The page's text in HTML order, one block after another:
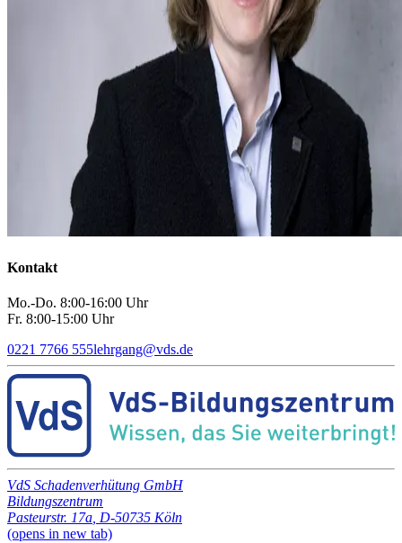
Kontakt
Mo.-Do. 8:00-16:00 Uhr
Fr. 8:00-15:00 Uhr
0221 7766 555lehrgang@vds.de
VdS Schadenverhütung GmbH
Bildungszentrum
Pasteurstr. 17a D-50735 Köln
(opens in new tab)